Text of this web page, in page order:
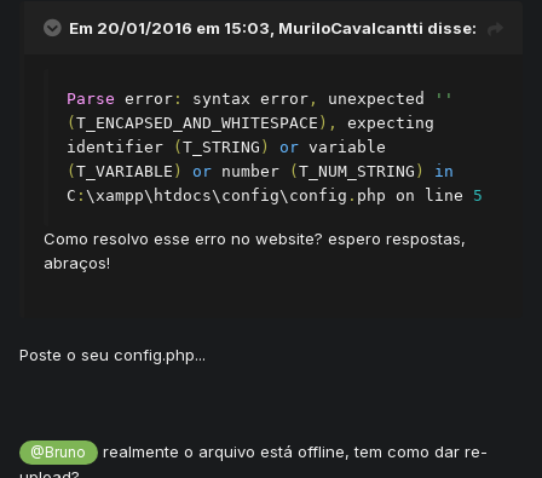
Em 20/01/2016 em 15:03, MuriloCavalcantti disse:
Parse error : syntax error , unexpected
''
( T_ENCAPSED_AND_WHITESPACE ),
expecting
identifier
( T_STRING ) or
( T_VARIABLE ) or number ( T_NUM_STRING )
in
C : \xampp\htdocs\config\config . php on line 5
Como resolvo esse erro no website? espero respostas,
abraços!
Poste o seu config.php...
@Bruno
realmente o arquivo está offline, tem como dar re-